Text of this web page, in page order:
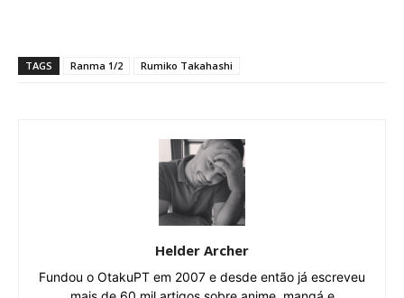
TAGS Ranma 1/2 Rumiko Takahashi
Helder Archer
Fundou o OtakuPT em 2007 e desde então já escreveu